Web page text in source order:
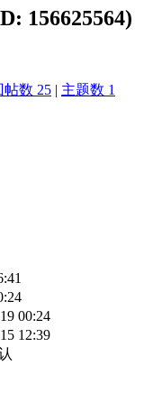
156625564)
帖数 25 | 主题数 1
00:24
12:39